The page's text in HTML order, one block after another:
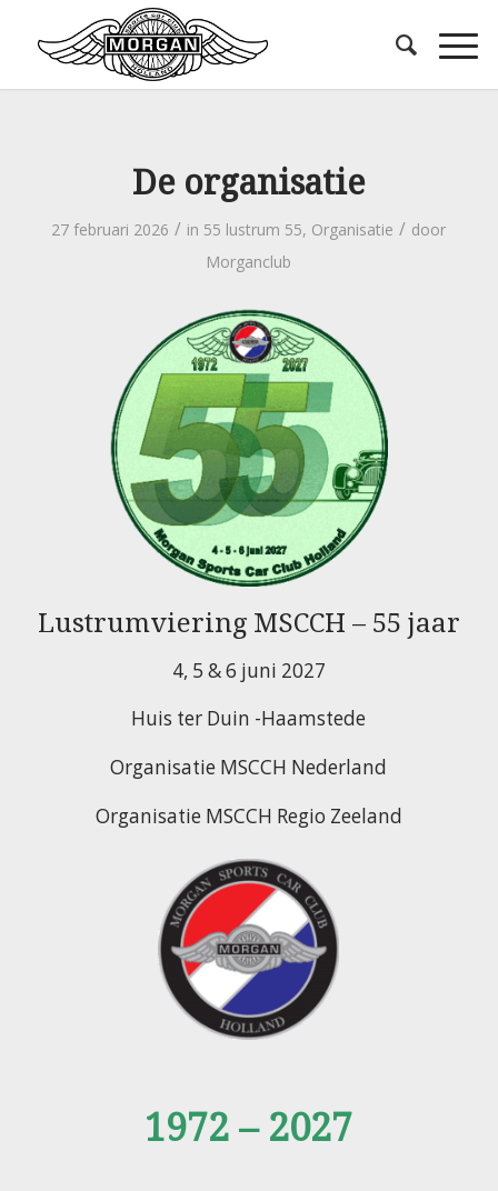
De organisatie
27 februari 2026 / in 55 lustrum 55, Organisatie / door
Morganclub
Lustrumviering MSCCH – 55 jaar
4, 5 & 6 juni 2027
Huis ter Duin -Haamstede
Organisatie MSCCH Nederland
Organisatie MSCCH Regio Zeeland
1972 – 2027